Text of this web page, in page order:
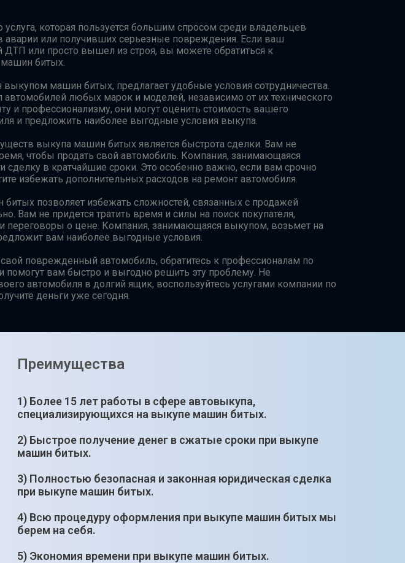
которая пользуется большим спросом среди владельцев
аварии или получивших серьезные повреждения. Если ваш
ДТП или просто вышел из строя, вы можете обратиться к
битых.
машин битых, предлагает удобные условия сотрудничества.
любых марок и моделей, независимо от их технического
и профессионализму, они могут оценить стоимость вашего
и предложить наиболее выгодные условия выкупа.
выкупа машин битых является быстрота сделки. Вам не
чтобы продать свой автомобиль. Компания, занимающаяся
сделку в кратчайшие сроки. Это особенно важно, если вам срочно
избежать дополнительных расходов на ремонт автомобиля.
позволяет избежать сложностей, связанных с продажей
Вам не придется тратить время и силы на поиск покупателя,
переговоры о цене. Компания, занимающаяся выкупом, возьмет на
вам наиболее выгодные условия.
поврежденный автомобиль, обратитесь к профессионалам по
вам быстро и выгодно решить эту проблему. Не
автомобиля в долгий ящик, воспользуйтесь услугами компании по
деньги уже сегодня.
Преимущества
1) Более 15 лет работы в сфере автовыкупа,
специализирующихся на выкупе машин битых.
2) Быстрое получение денег в сжатые сроки при выкупе
машин битых.
3) Полностью безопасная и законная юридическая сделка
при выкупе машин битых.
4) Всю процедуру оформления при выкупе машин битых мы
берем на себя.
5) Экономия времени при выкупе машин битых.